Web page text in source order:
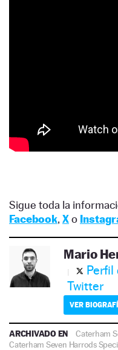
Sigue toda la
Facebook, Xo
Mario
Perfil
Twitter
VER
ARCHIVADO EN Caterham
Caterham Seven Harrods